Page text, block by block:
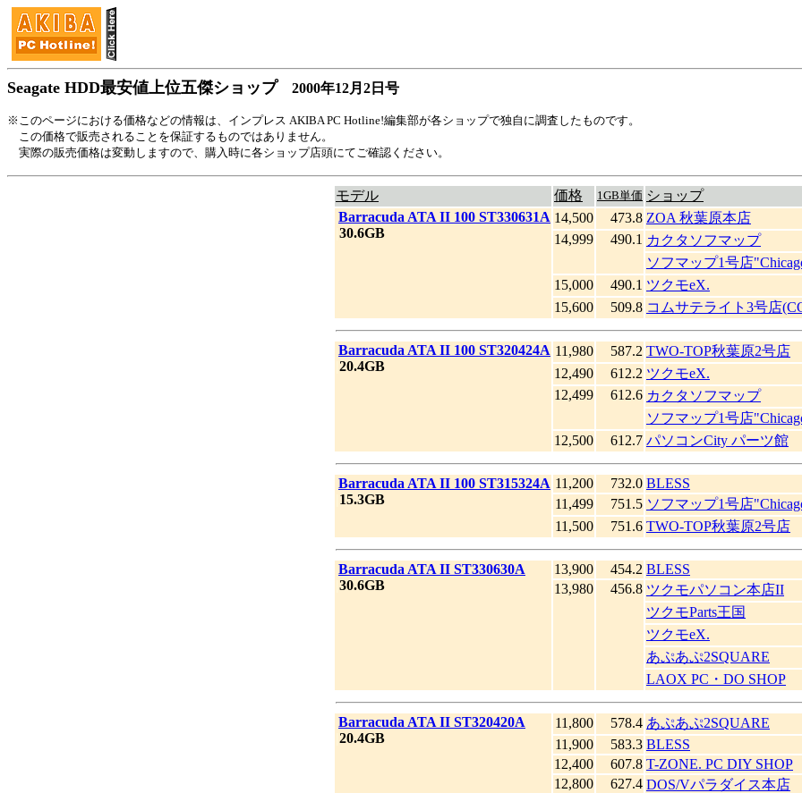
Seagate HDD最安値上位五傑ショップ 2000年12月2日号
※このページにおける価格などの情報は、インプレス AKIBA PC Hotline!編集部が各ショップで独自に調査したものです。
この価格で販売されることを保証するものではありません。
実際の販売価格は変動しますので、購入時に各ショップ店頭にてご確認ください。
モデル 価格 1GB単価 ショップ
Barracuda ATA II 100 ST330631A
30.6GB
14,500 473.8 ZOA 秋葉原本店
14,999
490.1 カクタソフマップ
ソフマップ1号店
15,000
490.1 ツクモeX.
15,600
509.8 コムサテライト3号店
Barracuda ATA II 100 ST320424A
20.4GB
11,980 587.2 TWO-TOP秋葉原2号店
12,490
612.2 ツクモeX.
12,499
612.6 カクタソフマップ
ソフマップ1号店
12,500
612.7 パソコンCity パーツ館
Barracuda ATA II 100 ST315324A
15.3GB
11,200 732.0 BLESS
11,499
751.5 ソフマップ1号店
11,500
751.6 TWO-TOP秋葉原2号店
Barracuda ATA II ST330630A
30.6GB
13,900 454.2 BLESS
13,980
456.8 ツクモパソコン本店II
ツクモParts王国
ツクモeX.
あぷあぷ2SQUARE
LAOX PC・DO SHOP
Barracuda ATA II ST320420A
20.4GB
11,800 578.4 あぷあぷ2SQUARE
11,900
583.3 BLESS
12,400
607.8 T-ZONE. PC DIY SHOP
12,800
627.4 DOS/Vパラダイス本店